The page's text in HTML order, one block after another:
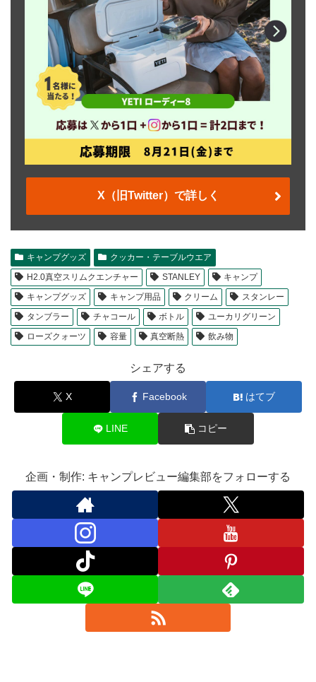
X（旧Twitter）で詳しく
キャンプグッズ
クッカー・テーブルウエア
H2.0真空スリムクエンチャー
STANLEY
キャンプ
キャンプグッズ
キャンプ用品 クリーム
スタンレー
タンブラー
チャコール ボトル
ユーカリグリーン
ローズクォーツ
容量 真空断熱 飲み物
シェアする
X Facebook はてブ
LINE コピー
企画・制作: キャンプレビュー編集部をフォローする